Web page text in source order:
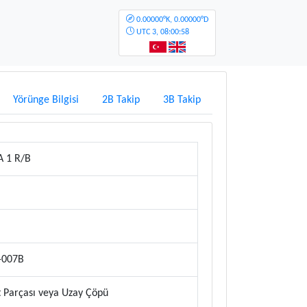
0.00000°K, 0.00000°D
UTC 3, 08:00:58
Yörünge Bilgisi 2B Takip 3B Takip
1 R/B
Parçası veya Uzay Çöpü